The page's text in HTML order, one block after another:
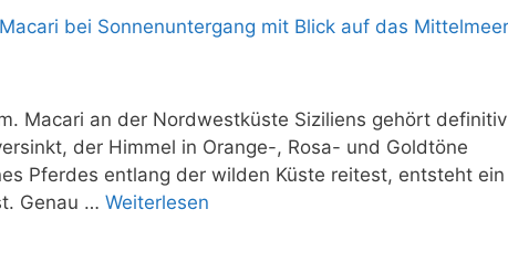
Macari an der Nordwestküste Siziliens gehört definitiv
der Himmel in Orange-, Rosa- und Goldtöne
Pferdes entlang der wilden Küste reitest, entsteht ein
Genau … Weiterlesen